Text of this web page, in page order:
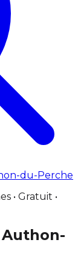
du-Perche
• Gratuit •